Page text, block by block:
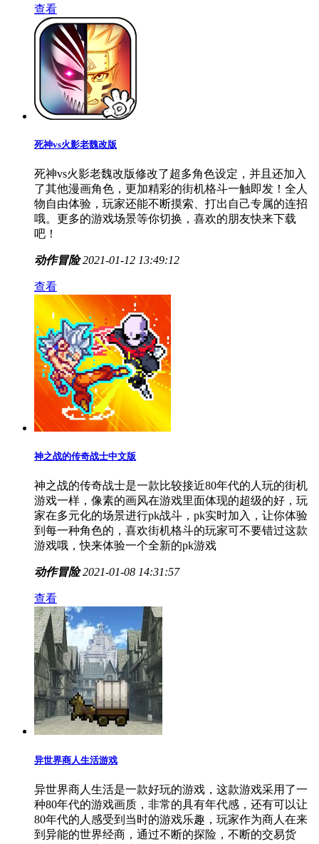
查看
死神vs火影老魏改版
死神vs火影老魏改版修改了超多角色设定，并且还加入
了其他漫画角色，更加精彩的街机格斗一触即发！全人
物自由体验，玩家还能不断摸索、打出自己专属的连招
哦。更多的游戏场景等你切换，喜欢的朋友快来下载
吧！
动作冒险 2021-01-12 13:49:12
查看
神之战的传奇战士中文版
神之战的传奇战士是一款比较接近80年代的人玩的街机
游戏一样，像素的画风在游戏里面体现的超级的好，玩
家在多元化的场景进行pk战斗，pk实时加入，让你体验
到每一种角色的，喜欢街机格斗的玩家可不要错过这款
游戏哦，快来体验一个全新的pk游戏
动作冒险 2021-01-08 14:31:57
查看
异世界商人生活游戏
异世界商人生活是一款好玩的游戏，这款游戏采用了一
种80年代的游戏画质，非常的具有年代感，还有可以让
80年代的人感受到当时的游戏乐趣，玩家作为商人在来
到异能的世界经商，通过不断的探险，不断的交易货